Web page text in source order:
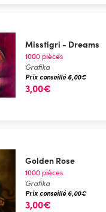
Misstigri - Dreams
1000 pièces
Grafika
Prix conseillé 6,00€
3,00€
Golden Rose
1000 pièces
Grafika
Prix conseillé 6,00€
3,00€